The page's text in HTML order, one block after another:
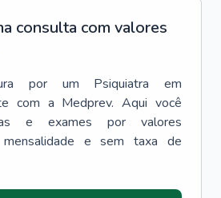
consulta com valores
por um Psiquiatra
em
com a Medprev. Aqui você
e exames por valores
mensalidade e sem taxa de